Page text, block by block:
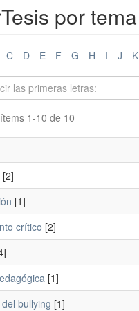
por tema
C D E F G H I J K
1-10 de 10
[2]
[1]
crítico [2]
[1]
bullying [1]